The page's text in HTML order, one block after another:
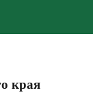
края